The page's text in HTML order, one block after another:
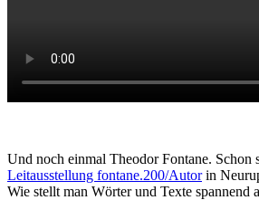
Und noch einmal Theodor Fontane. Schon
Leitausstellung fontane.200/Autorin
Wie stellt man Wörter und Texte spannend